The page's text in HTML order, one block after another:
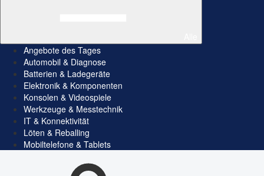
Angebote des Tages
Automobil & Diagnose
Batterien & Ladegeräte
Elektronik & Komponenten
Konsolen & Videospiele
Werkzeuge & Messtechnik
IT & Konnektivität
Löten & Reballing
Mobiltelefone & Tablets